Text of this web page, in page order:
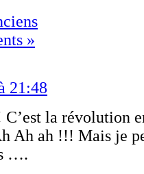
»
21:48
C’est la révolution
Ah ah !!! Mais je
….